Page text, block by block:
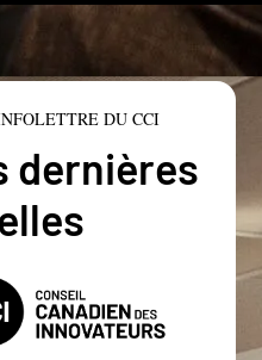
DU CCI
dernières